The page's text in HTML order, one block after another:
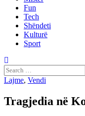
Fun
Tech
Shëndeti
Kulturë
Sport
Search
for:
Lajme, Vendi
Tragjedia në